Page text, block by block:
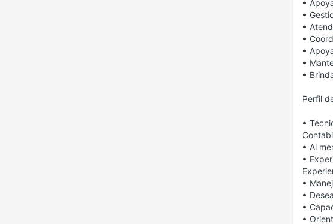
•
•
•
•
•
•
•
Perfil
•
• Al
•
•
•
•
•